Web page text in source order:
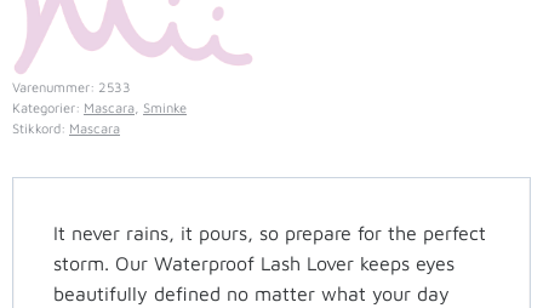
Varenummer: 2533
Kategorier: Mascara
Sminke
Stikkord: Mascara
It never rains, it pours, so prepare for the perfect
storm. Our Waterproof Lash Lover keeps eyes
beautifully defined no matter what your day